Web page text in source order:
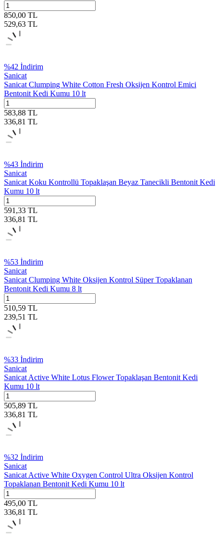
850,00 TL
529,63 TL
%42 İndirim
Sanicat
Sanicat Clumping White Cotton Fresh Oksijen Kontrol Emici
Bentonit Kedi Kumu 10 lt
583,88 TL
336,81 TL
%43 İndirim
Sanicat
Sanicat Koku Kontrollü Topaklaşan Beyaz Tanecikli Bentonit Kedi
Kumu 10 lt
591,33 TL
336,81 TL
%53 İndirim
Sanicat
Sanicat Clumping White Oksijen Kontrol Süper Topaklanan
Bentonit Kedi Kumu 8 lt
510,59 TL
239,51 TL
%33 İndirim
Sanicat
Sanicat Active White Lotus Flower Topaklaşan Bentonit Kedi
Kumu 10 lt
505,89 TL
336,81 TL
%32 İndirim
Sanicat
Sanicat Active White Oxygen Control Ultra Oksijen Kontrol
Topaklanan Bentonit Kedi Kumu 10 lt
495,00 TL
336,81 TL